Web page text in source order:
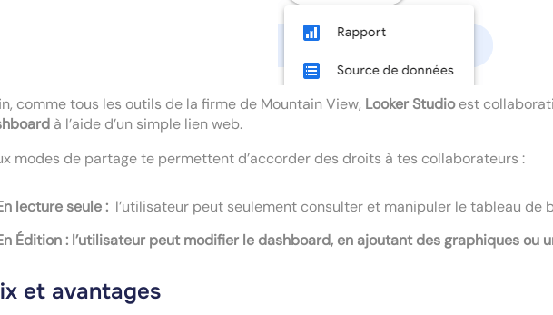
comme tous les outils de la firme de Mountain View, Looker Studioest
à l’aide d’un simple lien web.
modes de partage te permettent d’accorder des droits à tes collaborateurs :
lecture seule : l’utilisateur peut seulement consulter et manipuler le tableau de
Édition : l’utilisateur peut modifier le dashboard, en ajoutant des graphiques ou
et avantages